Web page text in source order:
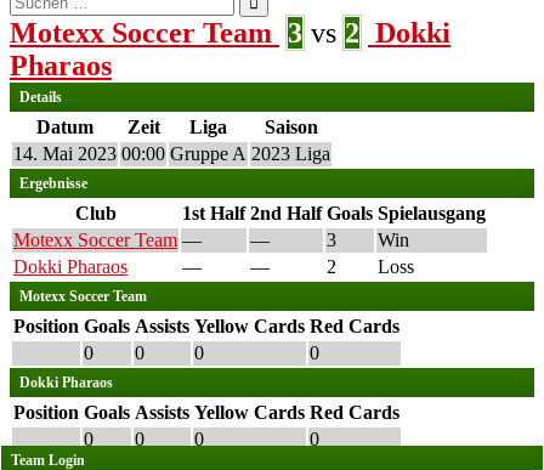
nach:
Motexx Soccer Team 3 vs 2 Dokki
Pharaos
Details
Datum Zeit Liga
Saison
14. Mai 2023 00:00 Gruppe A 2023 Liga
Ergebnisse
Club 1st Half 2nd Half Goals Spielausgang
Motexx Soccer Team — — 3
Win
Dokki Pharaos
— — 2 Loss
Motexx Soccer Team
Position Goals Assists Yellow Cards Red Cards
0
0 0 0
Dokki Pharaos
Position Goals Assists Yellow Cards Red Cards
0
0 0 0
Team Login